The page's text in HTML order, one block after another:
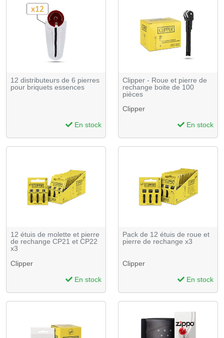
12 distributeurs de 6 pierres
pour briquets essences
En stock
Clipper - Roue et pierre de
rechange boite de 100
pièces
Clipper
En stock
12 étuis de molette et pierre
de rechange CP21 et CP22
x3
Clipper
En stock
Pack de 12 étuis de roue et
pierre de rechange x3
Clipper
En stock